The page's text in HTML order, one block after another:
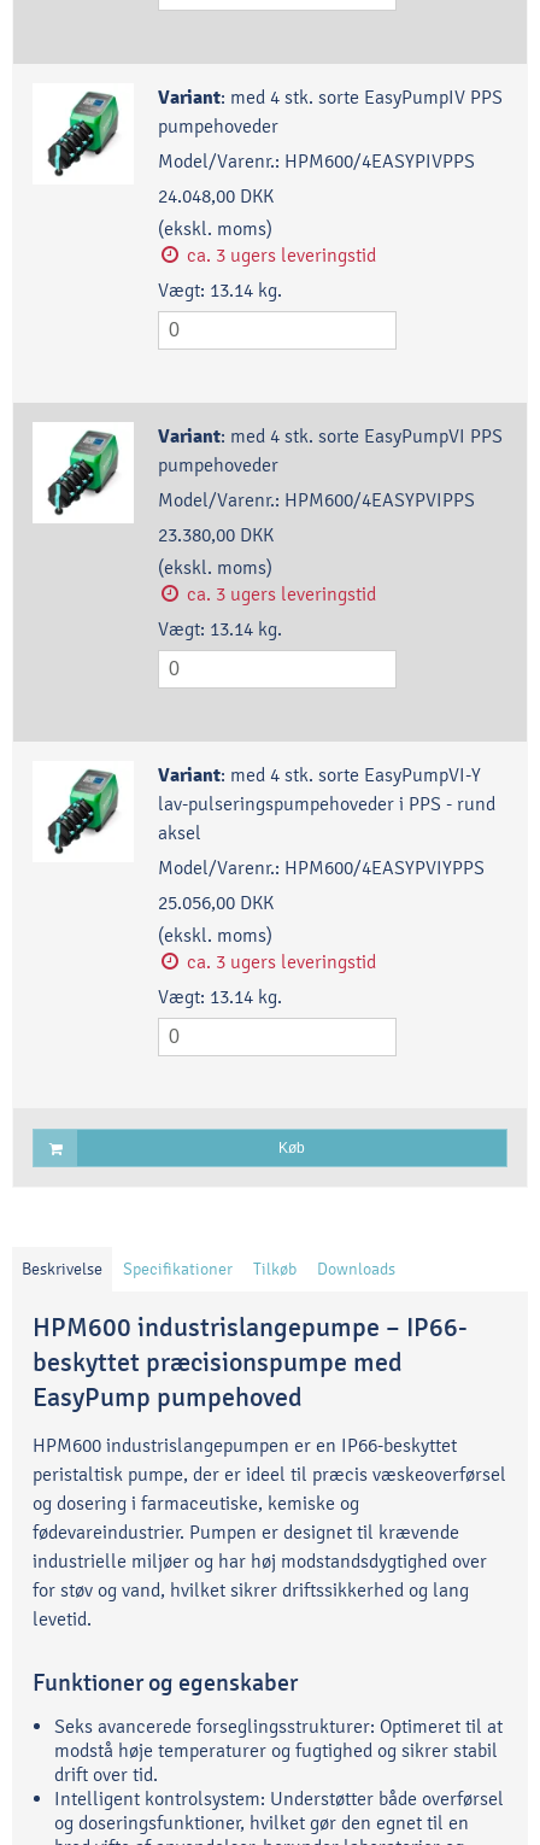
Variant: med 4 stk. sorte EasyPumpIV PPS
pumpehoveder
Model/Varenr.: HPM600/4EASYPIVPPS
24.048,00 DKK
(ekskl. moms)
ca. 3 ugers leveringstid
Vægt: 13.14 kg.
Variant: med 4 stk. sorte EasyPumpVI PPS
pumpehoveder
Model/Varenr.: HPM600/4EASYPVIPPS
23.380,00 DKK
(ekskl. moms)
ca. 3 ugers leveringstid
Vægt: 13.14 kg.
Variant: med 4 stk. sorte EasyPumpVI-Y
lav-pulseringspumpehoveder i PPS - rund
aksel
Model/Varenr.: HPM600/4EASYPVIYPPS
25.056,00 DKK
(ekskl. moms)
ca. 3 ugers leveringstid
Vægt: 13.14 kg.
Køb
Beskrivelse Specifikationer Tilkøb Downloads
HPM600 industrislangepumpe – IP66-
beskyttet præcisionspumpe med
EasyPump pumpehoved
HPM600 industrislangepumpen er en IP66-beskyttet
peristaltisk pumpe, der er ideel til præcis væskeoverførsel
og dosering i farmaceutiske, kemiske og
fødevareindustrier. Pumpen er designet til krævende
industrielle miljøer og har høj modstandsdygtighed over
for støv og vand, hvilket sikrer driftssikkerhed og lang
levetid.
Funktioner og egenskaber
Seks avancerede forseglingsstrukturer: Optimeret til at
modstå høje temperaturer og fugtighed og sikrer stabil
drift over tid.
Intelligent kontrolsystem: Understøtter både overførsel
og doseringsfunktioner, hvilket gør den egnet til en